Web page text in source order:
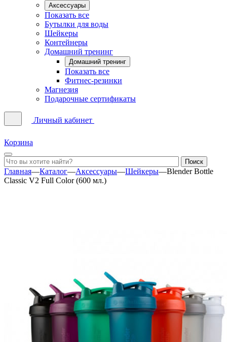
Аксессуары
Показать все
Бутылки для воды
Шейкеры
Контейнеры
Домашний тренинг
Домашний тренинг
Показать все
Фитнес-резинки
Магнезия
Подарочные сертификаты
Личный кабинет
Корзина
Главная—Каталог—Аксессуары—Шейкеры—Blender Bottle
Classic V2 Full Color (600 мл.)